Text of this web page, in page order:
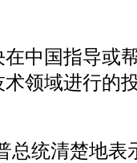
中国指导或
领域进行的
总统清楚地表